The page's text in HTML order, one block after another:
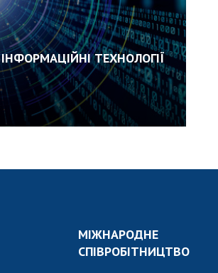
ІНФОРМАЦІЙНІ ТЕХНОЛОГІЇ
МІЖНАРОДНЕ
СПІВРОБІТНИЦТВО